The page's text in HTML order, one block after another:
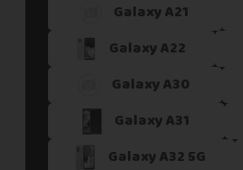
Galaxy A21
Galaxy A22
Galaxy A30
Galaxy A31
Galaxy A32 5G